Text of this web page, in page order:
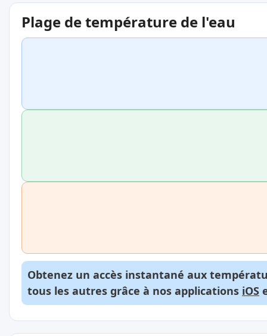
Plage de température de l'eau
Obtenez un accès instantané aux
tous les autres grâce à nos applications iOS